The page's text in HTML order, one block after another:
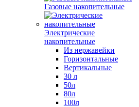
Газовые накопительные
Электрические
накопительные
Из нержавейки
Горизонтальные
Вертикальные
30 л
50л
80л
100л